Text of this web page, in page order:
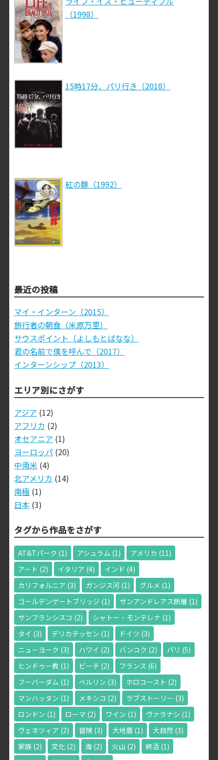
（1998）
15時17分、パリ行き（2018）
紅の豚（1992）
最近の投稿
マイ・インターン（2015）
旅行者の朝食（米原万里）
サウスポイント（よしもとばなな）
君の名前で僕を呼んで（2017）
インターンシップ（2013）
エリア別にさがす
アジア (12)
アフリカ (2)
オセアニア (1)
ヨーロッパ(20)
中南米 (4)
北アメリカ (14)
南極 (1)
日本 (3)
タグから作品をさがす
AT&Tパーク (1) アシュラム (1) アメリカ (11)
アート (2) イタリア (4) インド (4)
カリフォルニア (3) ガンジス河(1) グルメ (1)
ゴールデンゲートブリッジ (1) サンアンドレアス断層 (1)
サンフランシスコ (2) シャトー・モンテレナ (1)
タイ (3) デリカテッセン (1) ドイツ (3)
ニューヨーク (3) ハワイ (2) バンコク (2) パリ (5)
ヒンドゥー教 (1) ビーチ (2) フランス (6)
フーバーダム (1) ベルリン (3) ホロコースト (2)
マンハッタン (1) メキシコ (2) ラブストーリー (3)
ロンドン (1) ローマ (2) ワイン (1) ヴァラナシ (1)
ヴェネツィア (2) 冒険(3) 大地震(1) 大自然 (3)
家族 (2) 文化(2) 海(2) 火山 (2) 終活(1)